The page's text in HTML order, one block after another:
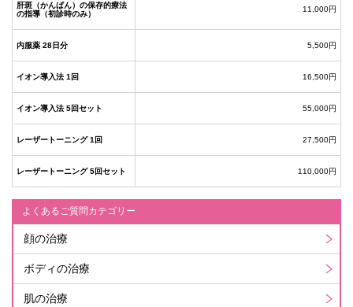
肝斑（かんぱん）の保存的療法
の指導（初診時のみ）
11,000円
内服薬 28日分 5,500円
イオン導入法 1回 16,500円
イオン導入法 5回セット 55,000円
レーザートーニング 1回 27,500円
レーザートーニング 5回セット 110,000円
よくあるご質問カテゴリー
顔の治療
ボディの治療
肌の治療